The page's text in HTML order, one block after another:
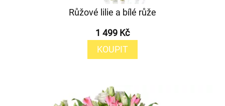
Růžové lilie a bílé růže
1 499 Kč
KOUPIT